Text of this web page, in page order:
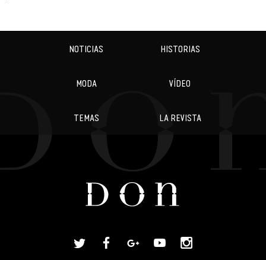
NOTICIAS HISTORIAS
MODA VÍDEO
TEMAS LA REVISTA